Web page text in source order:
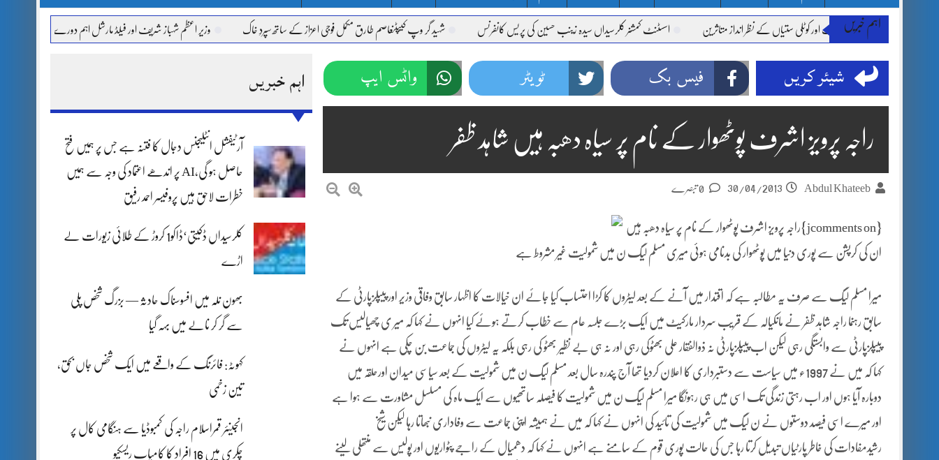
اہم خبریں
بارشیں، لینڈ سلائیڈنگ اور کوٹلی ستیاں کے نظر انداز متاثرین اسسٹنٹ کمشنر کلرسیداں سیدہ زینب حسین کی پریس کانفرنس شہید گر وپ کیپٹنعاصم طارق مکمل فوجی اعزاز کے ساتھ سپردِ خاک وزیر اعظم شہباز شریف اور فیلڈ مارشل اہم دورے پر سعودی عرب روانہ
اہم خبریں
آرٹیفشل انٹلیجنس دجال کا فتنہ ہے جس پر ہمیں فتح
حاصل ہو گی،AI پر اندھے اعتماد کی وجہ سے ہمیں
خطرات لاحق ہیں پروفیسر احمد رفیق
کلرسیداں ڈکیتی‘ڈاکو1 کروڑ کے طلائی زیورات لے
اڑے
بھون نلہ میں افسوسناک حادثہ — بزرگ شخص پلی
سے گر کر نالے میں بہہ گیا
کہوٹہ: فائرنگ کے واقعے میں ایک شخص جاں بحق،
تین زخمی
انجینئر قمراسلام راجہ کی کمبوڈیا سے ہنگامی کال پر
چکری میں 16 افراد کا کامیاب ریسکیو
شیئر کریں فیس بک ٹویٹر واٹس ایپ
راجہ پرویز اشرف پوٹھوار کے نام پر سیاہ دھبہ ہیں شاہد ظفر
Abdul Khateeb
30/04/2013
{jcomments on} راجہ پرویز اشرف پوٹھوار کے نام پر سیاہ دھبہ ہیں
ان کی کرپشن سے پوری دنیا میں پوٹھوار کی بدنامی ہوئی میری مسلم لیگ ن میں شمولیت غیر مشروط ہے
میرا مسلم لیگ سے صرف یہ مطالبہ ہے کہ اقتدار میں آنے کے بعد لیٹروں کا کڑا احتساب کیا جائے ان خیالات کا اظہار سابق وفاقی وزیر اور پیپلزپارٹی کے
سابق رہنما راجہ شاہد ظفر نے مانکیالہ کے قریب سردار مارکیٹ میں ایک بڑے جلسہ عام سے خطاب کرتے ہوئے کیا انہوں نے کہا کہ میر ی چھیالیس تک
پیپلزپارٹی سے وابستگی رہی لیکن اب پیپلزپارٹی نہ ذوالفقار علی بھٹوکی رہی اور نہ ہی بے نظیر بھٹو کی رہی بلکہ یہ لیٹروں کی جماعت بن چکی ہے انہوں نے
کہا کہ میں نے 1997ء میں سیاست سے دستبرداری کا اعلان کردیا تھا آج پندرہ سال بعد مسلم لیگ ن میں شمولیت کے بعد سیاسی میدان اورحلقہ میں
دوبارہ آیا ہوں اور اب رہتی زندگی تک اسی میں ہی رہونگا میرا مسلم لیگ ن میں شمولیت کا فیصلہ ساتھیوں سے ایک ماہ کی مسلسل مشاورت سے ہوا ہے
اور میرے اسی فیصد دوستوں نے ن لیگ میں شمولیت کی تائید کی انہوں نے کہا کہ میں نے ہمیشہ اپنی جماعت سے وفاداری نبھاتا رہا لیکن شیخ
رشیدمفادات کی خاطر پارٹیاں تبدیل کرتا رہا جس کی حالت پوری قوم کے سامنے ہے انہوں نے کہا کہ دھمیال کے راجے پٹواریوں اور پولیس سے منتھلی لینے